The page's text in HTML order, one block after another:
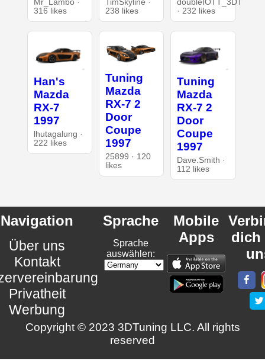
Mr_Lambo ·
316 likes
TimSkyline ·
238 likes
doubleIOTT_3DT
· 232 likes
Han's
Mazda
RX-7
1997
lhutagalung ·
222 likes
Tuning
Mazda
RX-7 2
Door
Coupe
1997
25899 · 120
likes
Tuning
Mazda
RX-7 2
Door
Coupe
1997
Dave.Smith ·
112 likes
Navigation
Über uns
Kontakt
Privatheit
Werbung
Sprache
Sprache
auswählen:
Mobile
Apps
dich
Copyright © 2023 3DTuning LLC. All rights
reserved